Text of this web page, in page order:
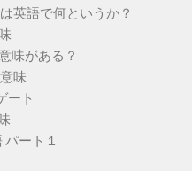
英語で何というか？
味がある？
味
ート
ート１